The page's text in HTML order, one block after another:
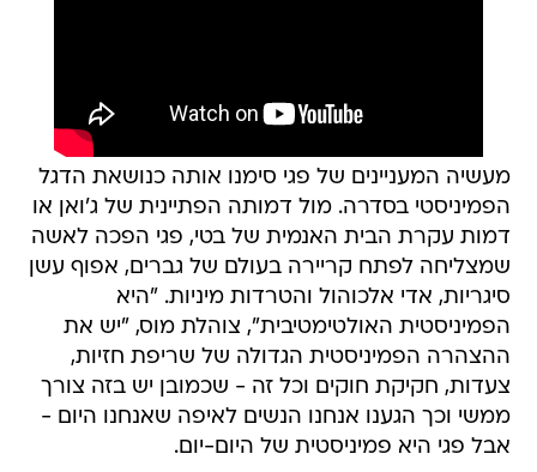
מעשיה המעניינים של פגי סימנו אותה כנושאת הדגל
הפמיניסטי בסדרה. מול דמותה הפתיינית של ג'ואן או
דמות עקרת הבית האנמית של בטי, פגי הפכה לאשה
שמצליחה לפתח קריירה בעולם של גברים, אפוף עשן
סיגריות, אדי אלכוהול והטרדות מיניות. "היא
הפמיניסטית האולטימטיבית", צוהלת מוס, "יש את
ההצהרה הפמיניסטית הגדולה של שריפת חזיות,
צעדות, חקיקת חוקים וכל זה - שכמובן יש בזה צורך
ממשי וכך הגענו אנחנו הנשים לאיפה שאנחנו היום -
אבל פגי היא פמיניסטית של היום-יום.